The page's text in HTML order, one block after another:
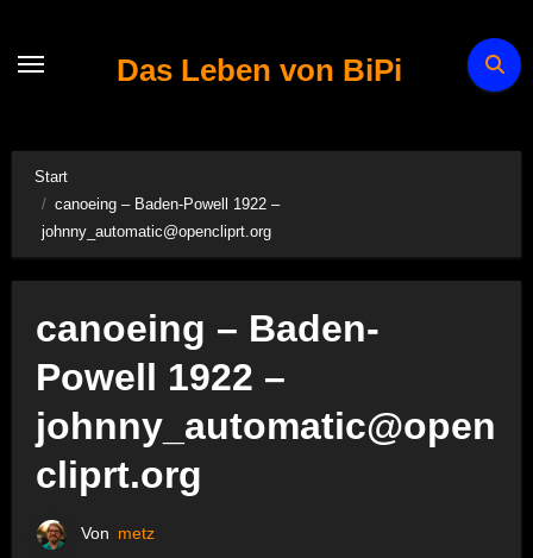
Das Leben von BiPi
Start
canoeing – Baden-Powell 1922 –
johnny_automatic@opencliprt.org
canoeing – Baden-
Powell 1922 –
johnny_automatic@open
cliprt.org
Von metz